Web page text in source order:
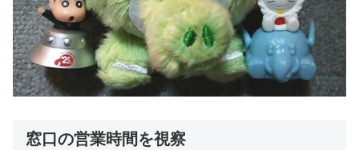
窓口の営業時間を視察